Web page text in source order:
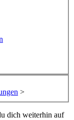
>
dich weiterhin auf